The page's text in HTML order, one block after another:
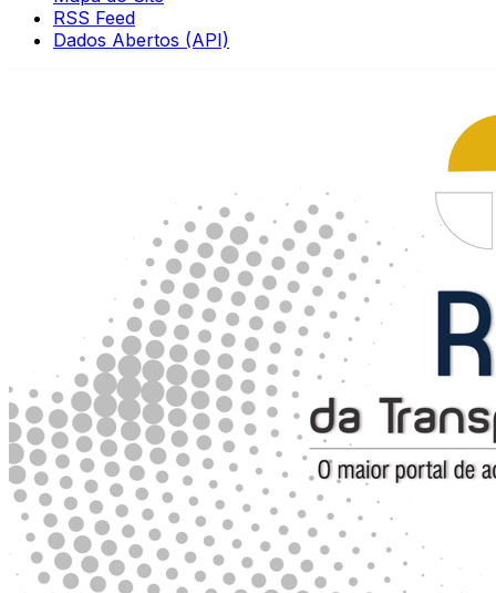
RSS Feed
Dados Abertos (API)